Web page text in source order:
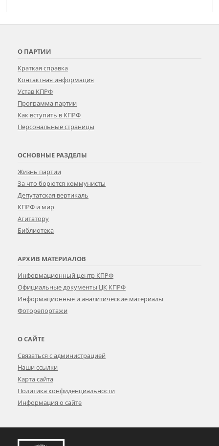
О ПАРТИИ
Краткая справка
Контактная информация
Устав КПРФ
Программа партии
Как вступить в КПРФ
Персональные страницы
ОСНОВНЫЕ РАЗДЕЛЫ
Жизнь партии
За что борются коммунисты
Депутатская вертикаль
КПРФ и мир
Агитатору
Библиотека
АРХИВ МАТЕРИАЛОВ
Информационный центр КПРФ
Официальные документы ЦК КПРФ
Информационные и аналитические материалы
Фоторепортажи
О САЙТЕ
Связаться с администрацией
Наши ссылки
Карта сайта
Политика конфиденциальности
Информация о сайте